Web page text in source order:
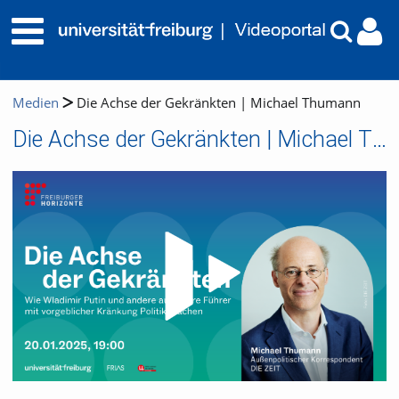
Medien Die Achse der Gekränkten | Michael Thumann
Die Achse der Gekränkten | Michael Thumann